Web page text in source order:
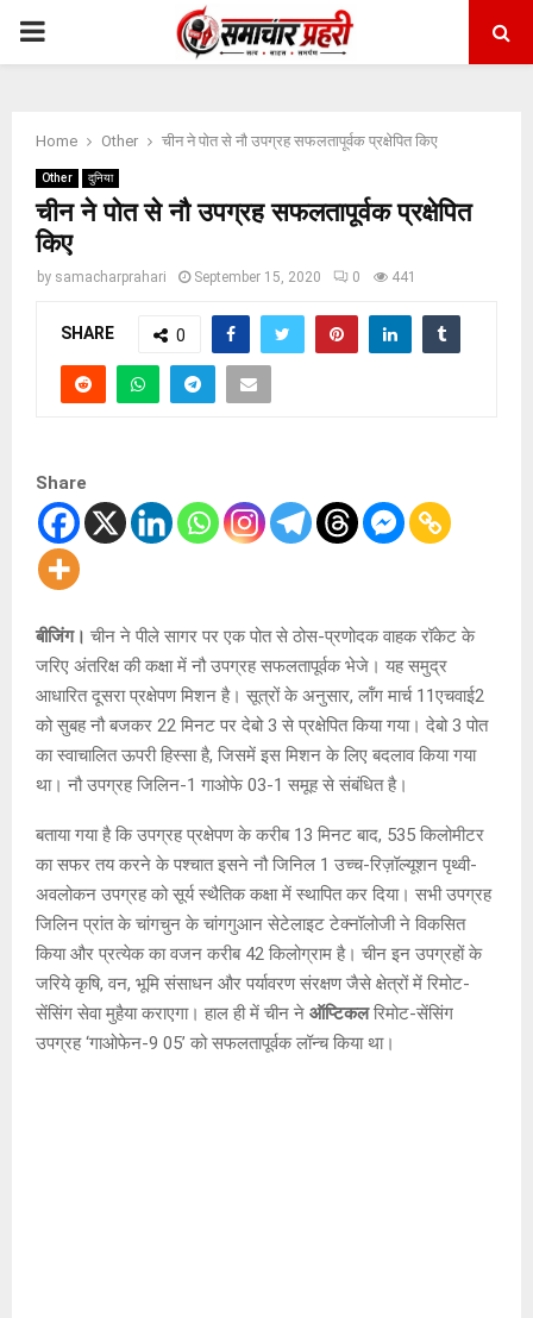
PRIMARY
Home Other चीन ने पोत से नौ उपग्रह सफलतापूर्वक प्रक्षेपित किए
Other दुनिया
चीन ने पोत से नौ उपग्रह सफलतापूर्वक प्रक्षेपित
किए
by samacharprahari September 15, 2020 0 441
SHARE 0
Share
बीजिंग। चीन ने पीले सागर पर एक पोत से ठोस-प्रणोदक वाहक रॉकेट के
जरिए अंतरिक्ष की कक्षा में नौ उपग्रह सफलतापूर्वक भेजे। यह समुद्र
आधारित दूसरा प्रक्षेपण मिशन है। सूत्रों के अनुसार, लॉंग मार्च 11एचवाई2
को सुबह नौ बजकर 22 मिनट पर देबो 3 से प्रक्षेपित किया गया। देबो 3 पोत
का स्वाचालित ऊपरी हिस्सा है, जिसमें इस मिशन के लिए बदलाव किया गया
था। नौ उपग्रह जिलिन-1 गाओफे 03-1 समूह से संबंधित है।
बताया गया है कि उपग्रह प्रक्षेपण के करीब 13 मिनट बाद, 535 किलोमीटर
का सफर तय करने के पश्चात इसने नौ जिनिल 1 उच्च-रिज़ॉल्यूशन पृथ्वी-
अवलोकन उपग्रह को सूर्य स्थैतिक कक्षा में स्थापित कर दिया। सभी उपग्रह
जिलिन प्रांत के चांगचुन के चांगगुआन सेटेलाइट टेक्नॉलोजी ने विकसित
किया और प्रत्येक का वजन करीब 42 किलोग्राम है। चीन इन उपग्रहों के
जरिये कृषि, वन, भूमि संसाधन और पर्यावरण संरक्षण जैसे क्षेत्रों में रिमोट-
सेंसिंग सेवा मुहैया कराएगा। हाल ही में चीन ने ऑप्टिकलरिमोट-सेंसिंग
उपग्रह ‘गाओफेन-9 05’ को सफलतापूर्वक लॉन्च किया था।